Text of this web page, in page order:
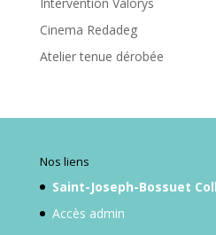
Cinema Redadeg
Atelier tenue dérobée
Saint-Joseph-Bossuet
Accès admin
Mentions légales